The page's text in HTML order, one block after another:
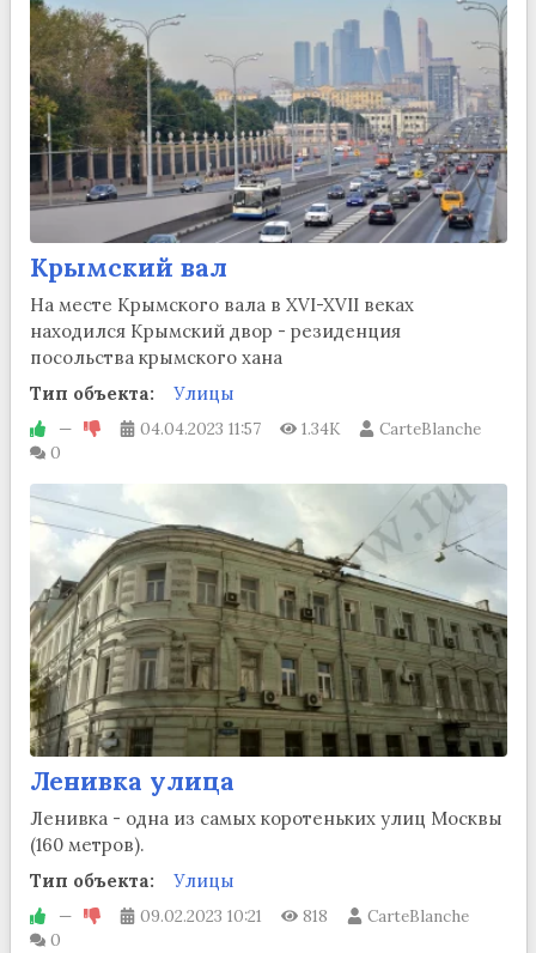
Крымский вал
На месте Крымского вала в XVI-XVII веках
находился Крымский двор - резиденция
посольства крымского хана
Тип объекта:
Улицы
— 04.04.2023 11:57 1.34K
CarteBlanche
0
Ленивка улица
Ленивка - одна из самых коротеньких улиц Москвы
(160 метров).
Тип объекта:
Улицы
— 09.02.2023 10:21 818
CarteBlanche
0